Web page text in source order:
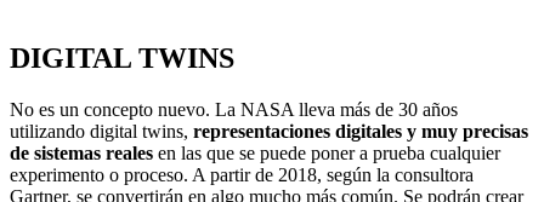
DIGITAL TWINS
No es un concepto nuevo. La NASA lleva más de 30 años
utilizando digital twins, representaciones digitales y muy precisas
de sistemas reales en las que se puede poner a prueba cualquier
experimento o proceso. A partir de 2018, según la consultora
Gartner, se convertirán en algo mucho más común. Se podrán crear